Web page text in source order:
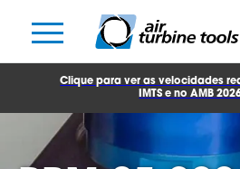
Clique para ver as velocidades
IMTS e no AMB